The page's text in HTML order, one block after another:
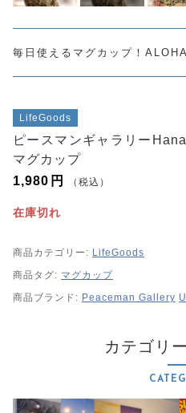
当店について
U-SKEオフィシャルサイト
お問い合わせ
CONTACT
特定商取引法
毎日使えるマグカップ！
LifeGoods
ピースマンギャラリー
マグカップ
1,980 円 （税込）
在庫切れ
商品カテゴリー: LifeGoods
商品タグ: マグカップ
商品ブランド: Peaceman Gallery
カテゴリ